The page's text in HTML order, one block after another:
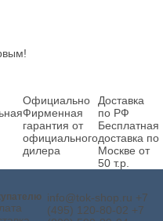
Официально
Фирменная
гарантия от
официального
дилера
Доставка
по РФ
Бесплатная
доставка по
Москве от
50 т.р.
info@tok-shop.ru +7
(495) 120-80-02 +7